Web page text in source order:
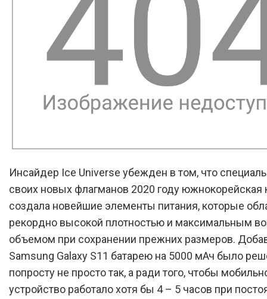
Инсайдер Ice Universe убежден в том, что
своих новых флагманов 2020 году южнокорейская
создала новейшие элементы питания, которые
рекордно высокой плотностью и максимальным
объемом при сохранении прежних размеров.
Samsung Galaxy S11 батарею на 5000 мАч было
попросту не просто так, а ради того, чтобы
устройство работало хотя бы 4 – 5 часов при